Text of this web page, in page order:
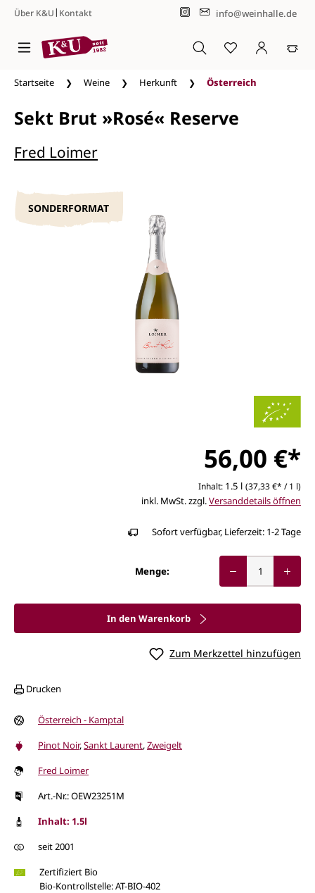
Zum Hauptinhalt springen
Über K&U| Kontakt info@weinhalle.de
Startseite Weine Herkunft Österreich
Sekt Brut »Rosé« Reserve
Fred Loimer
Bildergalerie überspringen
SONDERFORMAT
56,00 €*
Inhalt: 1.5 l (37,33 €* / 1 l)
inkl. MwSt. zzgl.Versanddetails öffnen
Sofort verfügbar, Lieferzeit: 1-2 Tage
Menge:
In den Warenkorb
Zum Merkzettel hinzufügen
Drucken
Österreich - Kamptal
Pinot Noir,Sankt Laurent,Zweigelt
Fred Loimer
Art.-Nr.: OEW23251M
Inhalt: 1.5l
seit 2001
Zertifiziert Bio
Bio-Kontrollstelle: AT-BIO-402